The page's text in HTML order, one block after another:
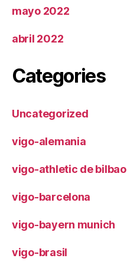
mayo 2022
abril 2022
Categories
Uncategorized
vigo-alemania
vigo-athletic de bilbao
vigo-barcelona
vigo-bayern munich
vigo-brasil